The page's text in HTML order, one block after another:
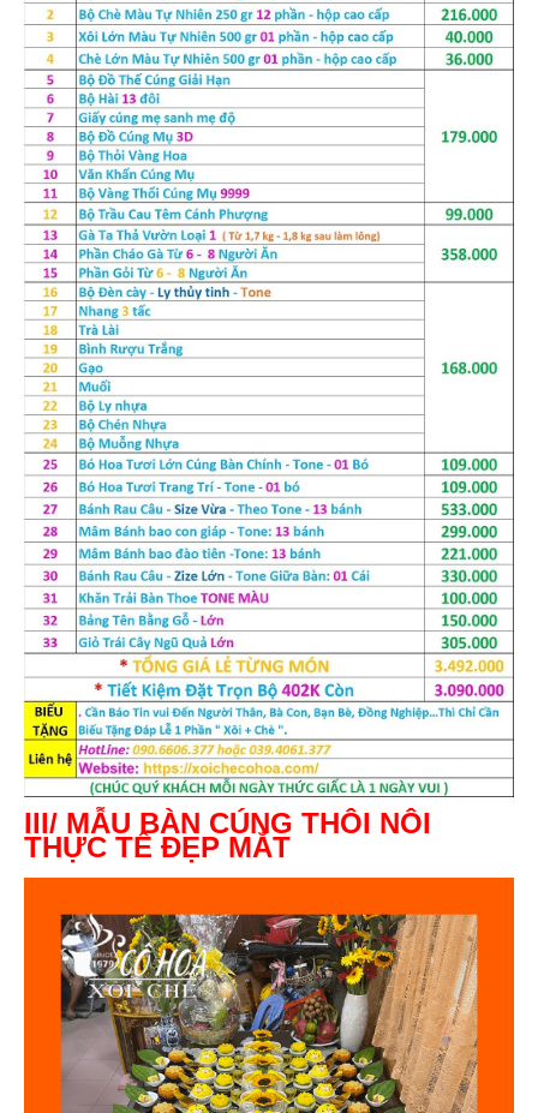
III/ MẪU BÀN CÚNG THÔI NÔI
THỰC TẾ ĐẸP MẮT